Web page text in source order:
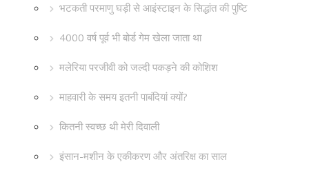
भटकती परमाणु घड़ी से आइंस्टाइन के सिद्धांत की पुष्टि
4000 वर्ष पूर्व भी बोर्ड गेम खेला जाता था
मलेरिया परजीवी को जल्दी पकड़ने की कोशिश
माहवारी के समय इतनी पाबंदियां क्यों?
कितनी स्वच्छ थी मेरी दिवाली
इंसान-मशीन के एकीकरण और अंतरिक्ष का साल